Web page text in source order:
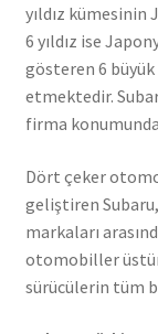
yıldız kümesinin
6 yıldız ise
gösteren 6
etmektedir.
firma
Dört çeker
geliştiren
markaları
otomobiller
sürücülerin tüm